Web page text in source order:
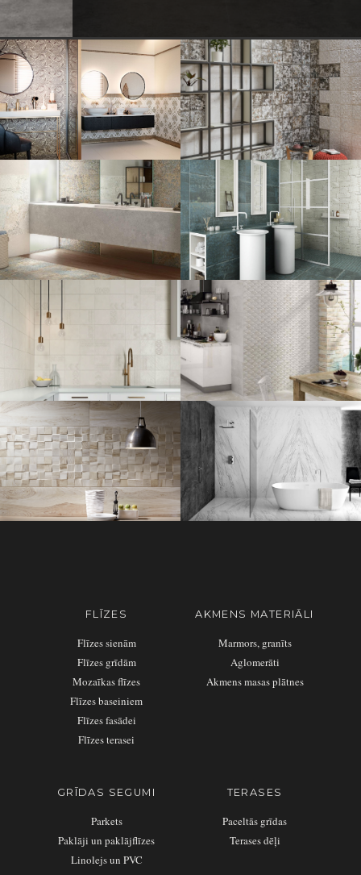
FLĪZES
Flīzes sienām
Flīzes grīdām
Mozaīkas flīzes
Flīzes baseiniem
Flīzes fasādei
Flīzes terasei
AKMENS MATERIĀLI
Marmors, granīts
Aglomerāti
Akmens masas plātnes
GRĪDAS SEGUMI
Parkets
Paklāji un paklājflīzes
Linolejs un PVC
TERASES
Paceltās grīdas
Terases dēļi